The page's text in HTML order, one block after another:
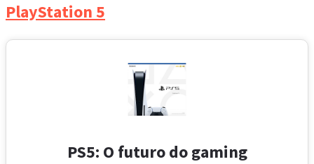
PlayStation 5
PS5: O futuro do gaming